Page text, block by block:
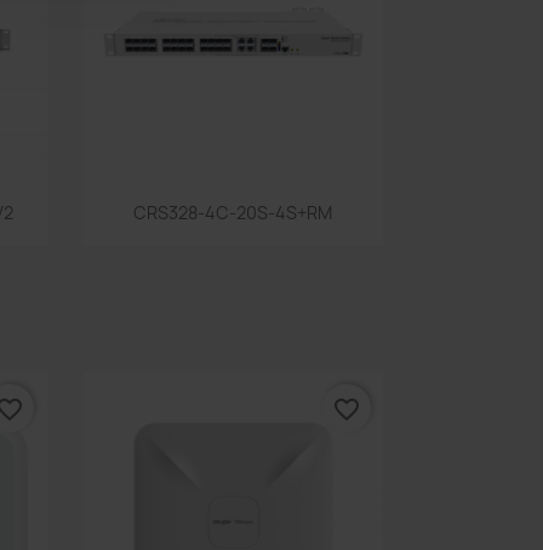
Snabbvy
CRS328-4C-20S-4S+RM
favorite_border